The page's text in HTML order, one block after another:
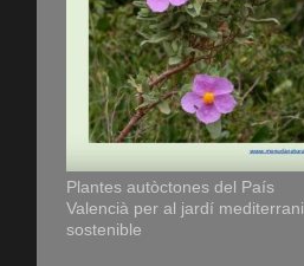
Plantes autòctones del País
Valencià per al jardí mediterrani
sostenible